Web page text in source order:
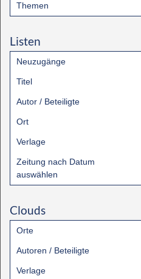
Themen
Listen
Neuzugänge
Titel
Autor / Beteiligte
Ort
Verlage
Zeitung nach Datum
auswählen
Clouds
Orte
Autoren / Beteiligte
Verlage